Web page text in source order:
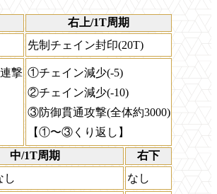
右上/1T周期
先制チェイン封印(20T)
撃 ①チェイン減少(-5)
②チェイン減少(-10)
③防御貫通攻撃(全体約3000)
【①〜③くり返し】
中/1T周期
右下
し なし